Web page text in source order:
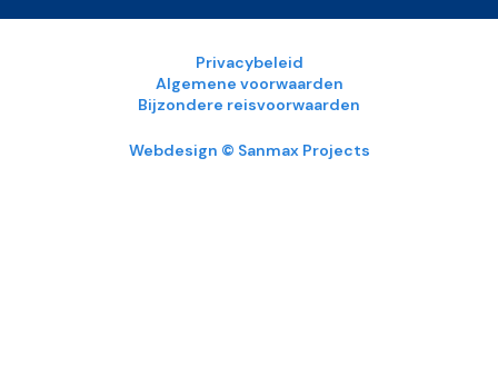
Privacybeleid
Algemene voorwaarden
Bijzondere reisvoorwaarden
Webdesign © Sanmax Projects